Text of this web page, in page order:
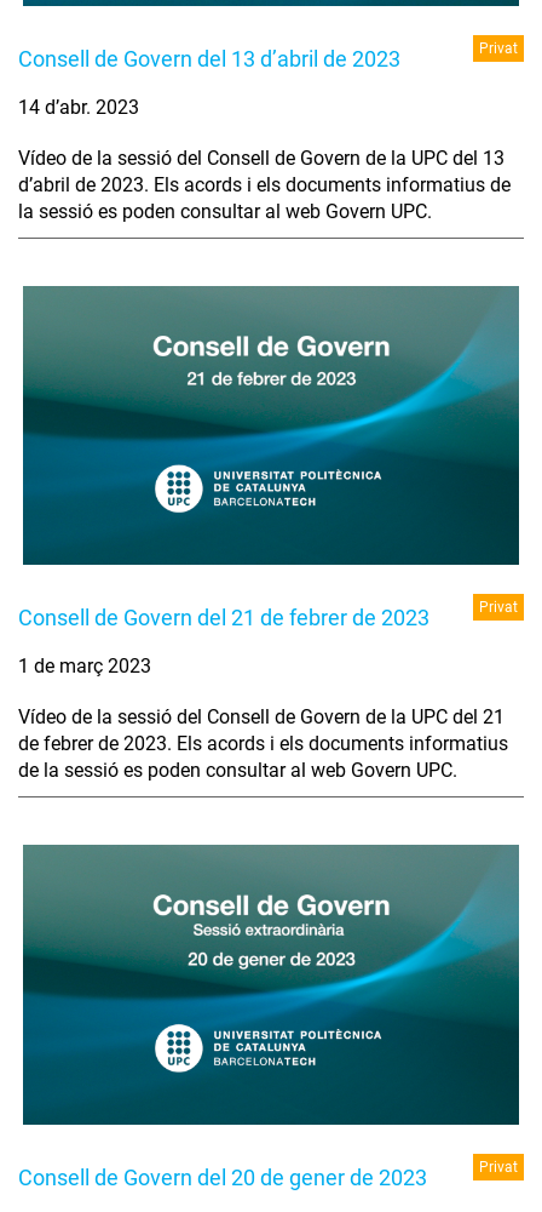
Consell de Govern del 13 d’abril de 2023 Privat
14 d’abr. 2023
Vídeo de la sessió del Consell de Govern de la UPC del 13
d’abril de 2023. Els acords i els documents informatius de
la sessió es poden consultar al web Govern UPC.
Consell de Govern del 21 de febrer de 2023 Privat
1 de març 2023
Vídeo de la sessió del Consell de Govern de la UPC del 21
de febrer de 2023. Els acords i els documents informatius
de la sessió es poden consultar al web Govern UPC.
Consell de Govern del 20 de gener de 2023 Privat